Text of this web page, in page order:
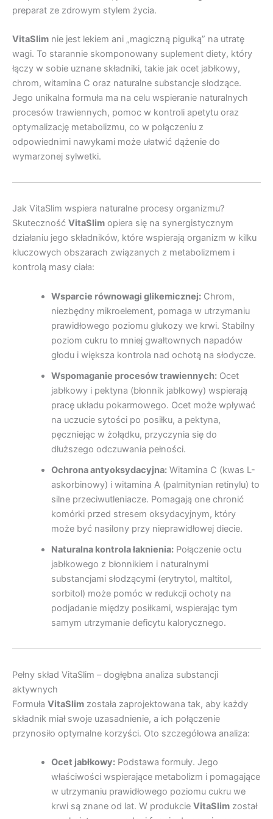
preparat ze zdrowym stylem życia.
VitaSlim nie jest lekiem ani „magiczną pigułką” na utratę
wagi. To starannie skomponowany suplement diety, który
łączy w sobie uznane składniki, takie jak ocet jabłkowy,
chrom, witamina C oraz naturalne substancje słodzące.
Jego unikalna formuła ma na celu wspieranie naturalnych
procesów trawiennych, pomoc w kontroli apetytu oraz
optymalizację metabolizmu, co w połączeniu z
odpowiednimi nawykami może ułatwić dążenie do
wymarzonej sylwetki.
Jak VitaSlim wspiera naturalne procesy organizmu?
Skuteczność VitaSlim opiera się na synergistycznym
działaniu jego składników, które wspierają organizm w kilku
kluczowych obszarach związanych z metabolizmem i
kontrolą masy ciała:
Wsparcie równowagi glikemicznej:Chrom,
niezbędny mikroelement, pomaga w utrzymaniu
prawidłowego poziomu glukozy we krwi. Stabilny
poziom cukru to mniej gwałtownych napadów
głodu i większa kontrola nad ochotą na słodycze.
Wspomaganie procesów trawiennych:Ocet
jabłkowy i pektyna (błonnik jabłkowy) wspierają
pracę układu pokarmowego. Ocet może wpływać
na uczucie sytości po posiłku, a pektyna,
pęczniejąc w żołądku, przyczynia się do
dłuższego odczuwania pełności.
Ochrona antyoksydacyjna:Witamina C (kwas L-
askorbinowy) i witamina A (palmitynian retinylu) to
silne przeciwutleniacze. Pomagają one chronić
komórki przed stresem oksydacyjnym, który
może być nasilony przy nieprawidłowej diecie.
Naturalna kontrola łaknienia:Połączenie octu
jabłkowego z błonnikiem i naturalnymi
substancjami słodzącymi (erytrytol, maltitol,
sorbitol) może pomóc w redukcji ochoty na
podjadanie między posiłkami, wspierając tym
samym utrzymanie deficytu kalorycznego.
Pełny skład VitaSlim – dogłębna analiza substancji
aktywnych
Formuła VitaSlim została zaprojektowana tak, aby każdy
składnik miał swoje uzasadnienie, a ich połączenie
przynosiło optymalne korzyści. Oto szczegółowa analiza:
Ocet jabłkowy:Podstawa formuły. Jego
właściwości wspierające metabolizm i pomagające
w utrzymaniu prawidłowego poziomu cukru we
krwi są znane od lat. W produkcie VitaSlimzostał